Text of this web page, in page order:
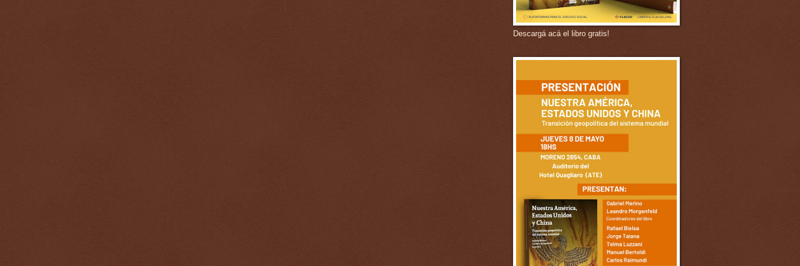
Descargá acá el libro gratis!